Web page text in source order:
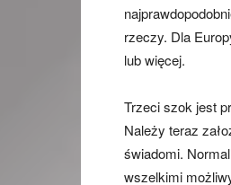
rzeczy. Dla
lub więcej.
Trzeci szok jest
Należy teraz
świadomi.
wszelkimi